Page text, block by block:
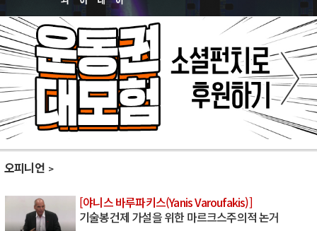
오피니언
[야니스 바루파키스(Yanis Varoufakis)]
기술봉건제 가설을 위한 마르크스주의적 논거